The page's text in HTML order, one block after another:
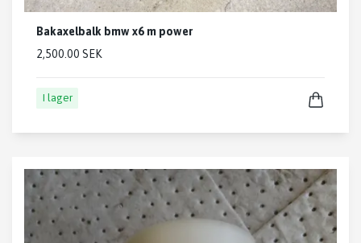
Bakaxelbalk bmw x6 m power
2,500.00 SEK
I lager